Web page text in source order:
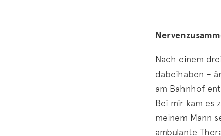
Nach einem
dabeihaben –
am Bahnhof
Bei mir kam es
meinem Mann
ambulante